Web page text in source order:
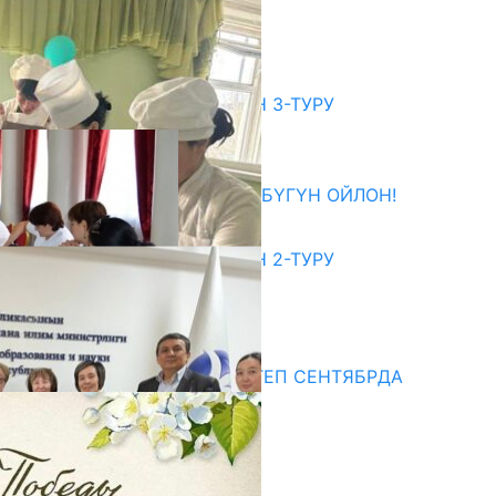
КЕЛДИ
07.08.2026
ЖОЖДОРГО КАБЫЛ АЛУУНУН 3-ТУРУ
БАШТАЛДЫ
27.07.2026
ӨЗҮҢДҮН КЕЛЕЧЕГИҢ ҮЧҮН БҮГҮН ОЙЛОН!
20.07.2026
ЖОЖДОРГО КАБЫЛ АЛУУНУН 2-ТУРУ
20.07.2026
СУЗАКТА 750 ОРУНДУУ МЕКТЕП СЕНТЯБРДА
ПАЙДАЛАНУУГА БЕРИЛЕТ
07.08.2025
Улуу Жеңиштин жандуу сөзү